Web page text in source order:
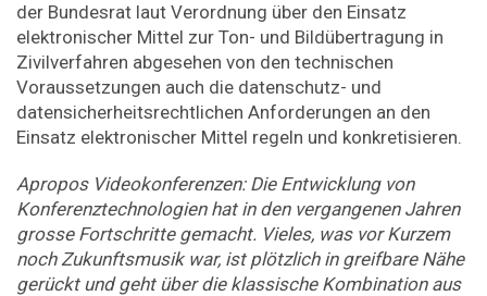
der Bundesrat laut Verordnung über den Einsatz
elektronischer Mittel zur Ton- und Bildübertragung in
Zivilverfahren abgesehen von den technischen
Voraussetzungen auch die datenschutz- und
datensicherheitsrechtlichen Anforderungen an den
Einsatz elektronischer Mittel regeln und konkretisieren.
Apropos Videokonferenzen: Die Entwicklung von
Konferenztechnologien hat in den vergangenen Jahren
grosse Fortschritte gemacht. ­Vieles, was vor Kurzem
noch Zukunftsmusik war, ist plötzlich in greifbare Nähe
gerückt und geht über die klassische Kombination aus